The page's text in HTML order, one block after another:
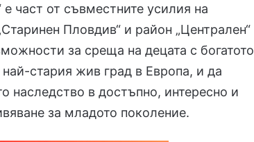
част от съвместните усилия на
Пловдив“ и район „Централен“
за среща на децата с богатото
стария жив град в Европа, и да
наследство в достъпно, интересно и
за младото поколение.